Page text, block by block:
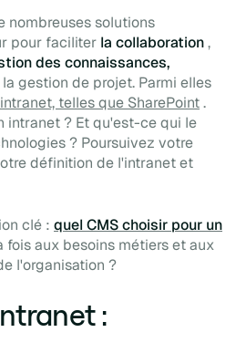
nombreuses solutions
pour faciliter la collaboration,
des connaissances,
gestion de projet. Parmi elles
telles que SharePoint.
intranet ? Et qu'est-ce qui le
? Poursuivez votre
définition de l'intranet et
clé : quel CMS choisir pour un
fois aux besoins métiers et aux
l'organisation ?
: